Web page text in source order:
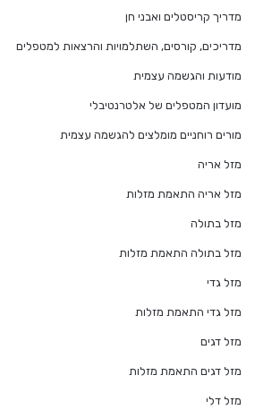
מדריך קריסטלים ואבני חן
מדריכים, קורסים, השתלמויות והרצאות למטפלים
מודעות והגשמה עצמית
מועדון המטפלים של אלטרנטיבלי
מורים רוחניים מומלצים להגשמה עצמית
מזל אריה
מזל אריה התאמת מזלות
מזל בתולה
מזל בתולה התאמת מזלות
מזל גדי
מזל גדי התאמת מזלות
מזל דגים
מזל דגים התאמת מזלות
מזל דלי